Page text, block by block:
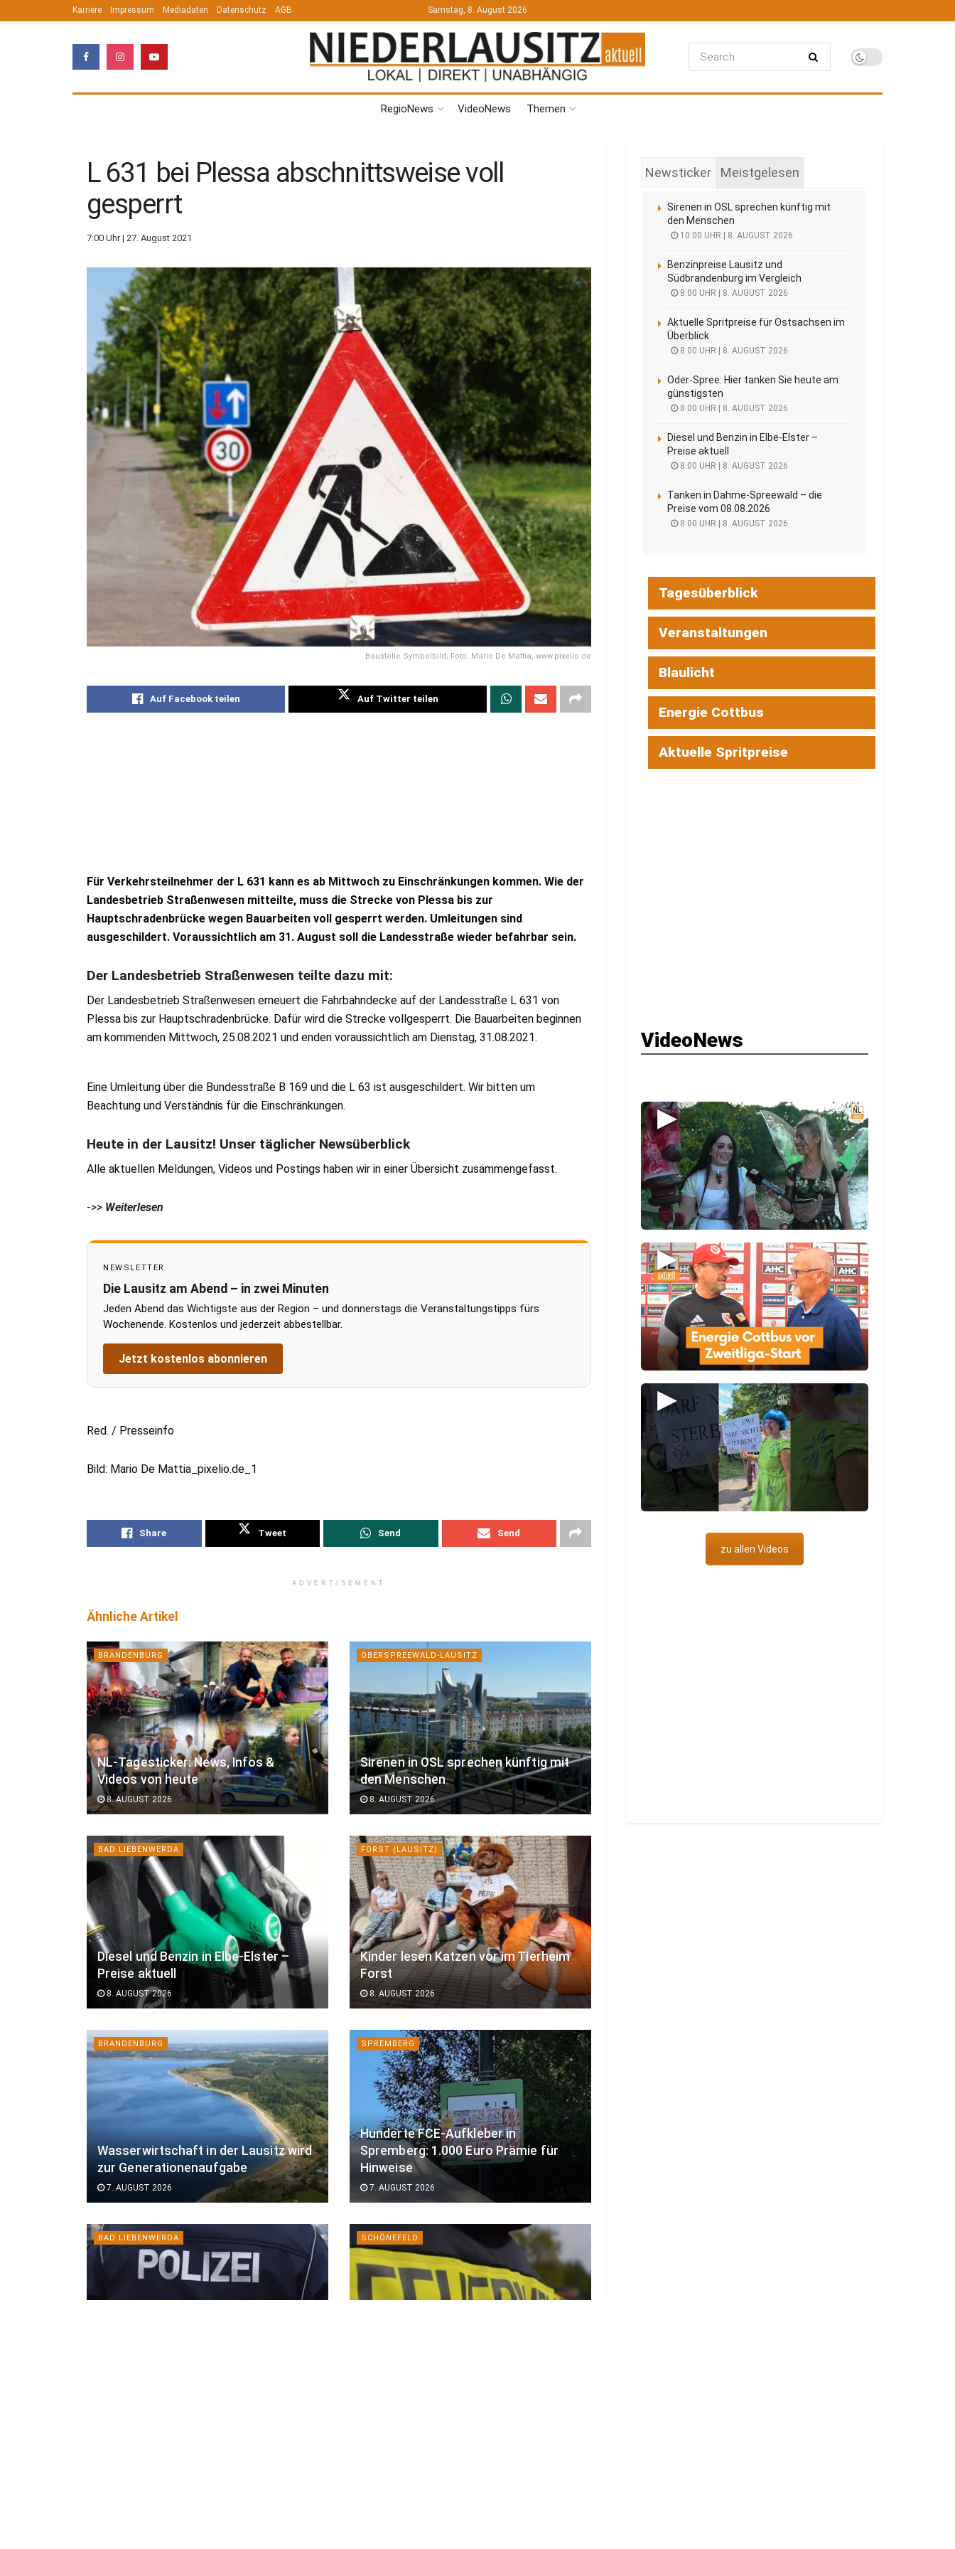
Karriere Impressum Mediadaten Datenschutz AGB Samstag, 8. August 2026
RegioNews VideoNews Themen
L 631 bei Plessa abschnittsweise voll
gesperrt
7:00 Uhr | 27. August 2021
Baustelle Symbolbild; Foto: Mario De Mattia, www.pixelio.de
Auf Facebook teilen Auf Twitter teilen
Für Verkehrsteilnehmer der L 631 kann es ab Mittwoch zu Einschränkungen kommen. Wie der
Landesbetrieb Straßenwesen mitteilte, muss die Strecke von Plessa bis zur
Hauptschradenbrücke wegen Bauarbeiten voll gesperrt werden. Umleitungen sind
ausgeschildert. Voraussichtlich am 31. August soll die Landesstraße wieder befahrbar sein.
Der Landesbetrieb Straßenwesen teilte dazu mit:
Der Landesbetrieb Straßenwesen erneuert die Fahrbahndecke auf der Landesstraße L 631 von
Plessa bis zur Hauptschradenbrücke. Dafür wird die Strecke vollgesperrt. Die Bauarbeiten beginnen
am kommenden Mittwoch, 25.08.2021 und enden voraussichtlich am Dienstag, 31.08.2021.
Eine Umleitung über die Bundesstraße B 169 und die L 63 ist ausgeschildert. Wir bitten um
Beachtung und Verständnis für die Einschränkungen.
Heute in der Lausitz! Unser täglicher Newsüberblick
Alle aktuellen Meldungen, Videos und Postings haben wir in einer Übersicht zusammengefasst.
->> Weiterlesen
NEWSLETTER
Die Lausitz am Abend – in zwei Minuten
Jeden Abend das Wichtigste aus der Region – und donnerstags die Veranstaltungstipps fürs
Wochenende. Kostenlos und jederzeit abbestellbar.
Jetzt kostenlos abonnieren
Red. / Presseinfo
Bild: Mario De Mattia_pixelio.de_1
Share Tweet Send Send
ADVERTISEMENT
Ähnliche Artikel
BRANDENBURG
NL-Tagesticker: News, Infos &
Videos von heute
8. AUGUST 2026
OBERSPREEWALD-LAUSITZ
Sirenen in OSL sprechen künftig mit
den Menschen
8. AUGUST 2026
BAD LIEBENWERDA
Diesel und Benzin in Elbe-Elster –
Preise aktuell
8. AUGUST 2026
FORST (LAUSITZ)
Kinder lesen Katzen vor im Tierheim
Forst
8. AUGUST 2026
BRANDENBURG
Wasserwirtschaft in der Lausitz wird
zur Generationenaufgabe
7. AUGUST 2026
SPREMBERG
Hunderte FCE-Aufkleber in
Spremberg: 1.000 Euro Prämie für
Hinweise
7. AUGUST 2026
BAD LIEBENWERDA SCHÖNEFELD
Newsticker Meistgelesen
Sirenen in OSL sprechen künftig mit
den Menschen
10:00 UHR | 8. AUGUST 2026
Benzinpreise Lausitz und
Südbrandenburg im Vergleich
8:00 UHR | 8. AUGUST 2026
Aktuelle Spritpreise für Ostsachsen im
Überblick
8:00 UHR | 8. AUGUST 2026
Oder-Spree: Hier tanken Sie heute am
günstigsten
8:00 UHR | 8. AUGUST 2026
Diesel und Benzin in Elbe-Elster –
Preise aktuell
8:00 UHR | 8. AUGUST 2026
Tanken in Dahme-Spreewald – die
Preise vom 08.08.2026
8:00 UHR | 8. AUGUST 2026
Tagesüberblick
Veranstaltungen
Blaulicht
Energie Cottbus
Aktuelle Spritpreise
VideoNews
▶
▶
▶
zu allen Videos